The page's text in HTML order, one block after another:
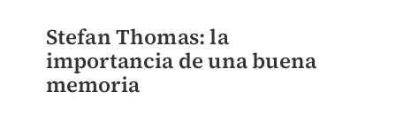
Stefan Thomas: la
importancia de una buena
memoria